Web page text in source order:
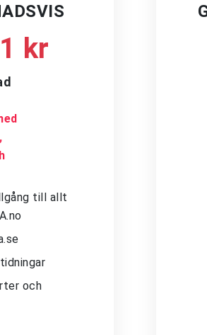
kr
till allt
och